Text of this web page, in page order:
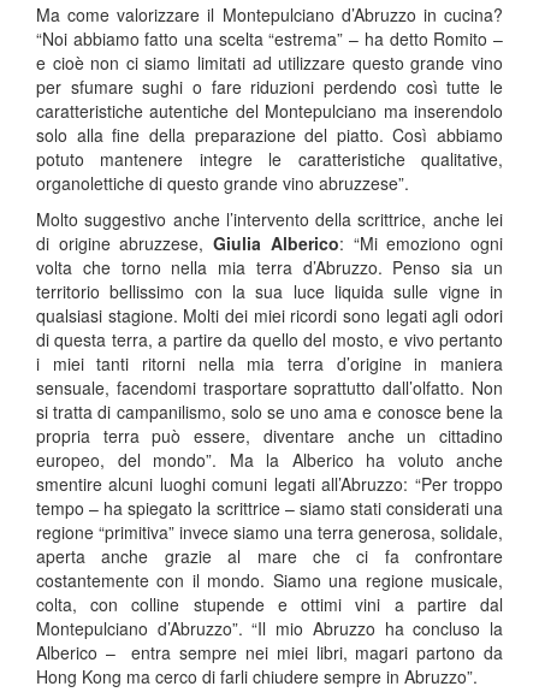
Ma come valorizzare il Montepulciano d’Abruzzo in cucina?
“Noi abbiamo fatto una scelta “estrema” – ha detto Romito –
e cioè non ci siamo limitati ad utilizzare questo grande vino
per sfumare sughi o fare riduzioni perdendo così tutte le
caratteristiche autentiche del Montepulciano ma inserendolo
solo alla fine della preparazione del piatto. Così abbiamo
potuto mantenere integre le caratteristiche qualitative,
organolettiche di questo grande vino abruzzese”.
Molto suggestivo anche l’intervento della scrittrice, anche lei
di origine abruzzese,Giulia Alberico: “Mi emoziono ogni
volta che torno nella mia terra d’Abruzzo. Penso sia un
territorio bellissimo con la sua luce liquida sulle vigne in
qualsiasi stagione. Molti dei miei ricordi sono legati agli odori
di questa terra, a partire da quello del mosto, e vivo pertanto
i miei tanti ritorni nella mia terra d’origine in maniera
sensuale, facendomi trasportare soprattutto dall’olfatto. Non
si tratta di campanilismo, solo se uno ama e conosce bene la
propria terra può essere, diventare anche un cittadino
europeo, del mondo”. Ma la Alberico ha voluto anche
smentire alcuni luoghi comuni legati all’Abruzzo: “Per troppo
tempo – ha spiegato la scrittrice – siamo stati considerati una
regione “primitiva” invece siamo una terra generosa, solidale,
aperta anche grazie al mare che ci fa confrontare
costantemente con il mondo. Siamo una regione musicale,
colta, con colline stupende e ottimi vini a partire dal
Montepulciano d’Abruzzo”. “Il mio Abruzzo ha concluso la
Alberico –
entra sempre nei miei libri, magari partono da
Hong Kong ma cerco di farli chiudere sempre in Abruzzo”.